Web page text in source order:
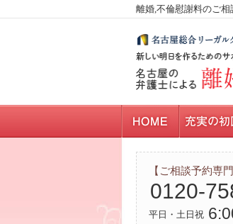
離婚,不倫慰謝料のご
【ご相談予約専
0120-
平日・土日祝